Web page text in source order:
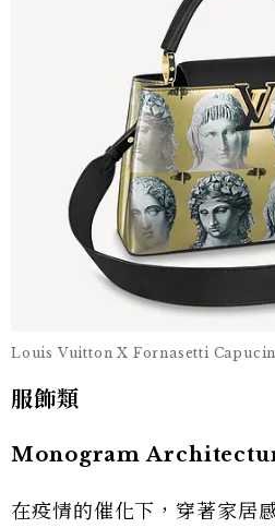
Louis Vuitton X Fornasetti
服飾類
Monogram
在疫情的催化下，穿著家居